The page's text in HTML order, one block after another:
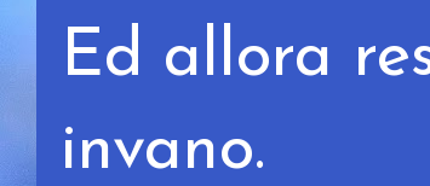
Ed allora
invano.